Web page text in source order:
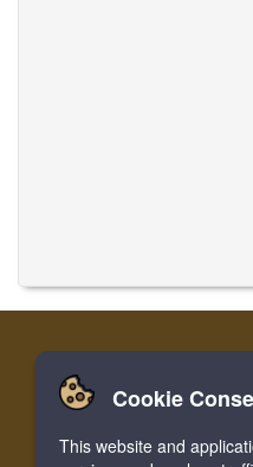
家 登录
Facebook
Cookie
This website and